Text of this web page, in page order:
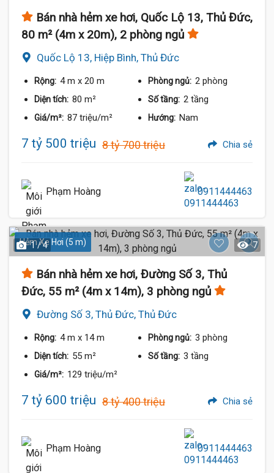
Bán nhà hẻm xe hơi, Quốc Lộ 13, Thủ Đức,
80 m² (4m x 20m), 2 phòng ngủ
Quốc Lộ 13, Hiệp Bình, Thủ Đức
Rộng: 4 m x 20 m Phòng ngủ: 2 phòng
Diện tích: 80 m² Số tầng: 2 tầng
Giá/m²: 87 triệu/m² Hướng: Nam
7 tỷ 500 triệu 8 tỷ 700 triệu Chia sẻ
Phạm Hoàng 0911444463
Hẻm Xe Hơi (5 m)
1 / 4 7
Bán nhà hẻm xe hơi, Đường Số 3, Thủ
Đức, 55 m² (4m x 14m), 3 phòng ngủ
Đường Số 3, Thủ Đức, Thủ Đức
Rộng: 4 m x 14 m Phòng ngủ: 3 phòng
Diện tích: 55 m² Số tầng: 3 tầng
Giá/m²: 129 triệu/m²
7 tỷ 600 triệu 8 tỷ 400 triệu Chia sẻ
Phạm Hoàng 0911444463